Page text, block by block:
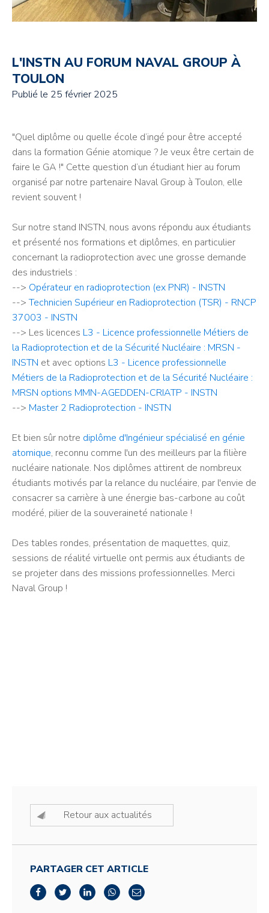
L'INSTN AU FORUM NAVAL GROUP À
TOULON
Publié le 25 février 2025
"Quel diplôme ou quelle école d’ingé pour être accepté
dans la formation Génie atomique ? Je veux être certain de
faire le GA !" Cette question d’un étudiant hier au forum
organisé par notre partenaire Naval Group à Toulon, elle
revient souvent !
Sur notre stand INSTN, nous avons répondu aux étudiants
et présenté nos formations et diplômes, en particulier
concernant la radioprotection avec une grosse demande
des industriels :
--> Opérateur en radioprotection (ex PNR) - INSTN
-->Technicien Supérieur en Radioprotection (TSR) - RNCP
37003 - INSTN
--> Les licences L3 - Licence professionnelle Métiers de
la Radioprotection et de la Sécurité Nucléaire : MRSN -
INSTN et avec options L3 - Licence professionnelle
Métiers de la Radioprotection et de la Sécurité Nucléaire :
MRSN options MMN-AGEDDEN-CRIATP - INSTN
--> Master 2 Radioprotection - INSTN
Et bien sûr notre diplôme d'Ingénieur spécialisé en génie
atomique, reconnu comme l'un des meilleurs par la filière
nucléaire nationale. Nos diplômes attirent de nombreux
étudiants motivés par la relance du nucléaire, par l'envie de
consacrer sa carrière à une énergie bas-carbone au coût
modéré, pilier de la souveraineté nationale !
Des tables rondes, présentation de maquettes, quiz,
sessions de réalité virtuelle ont permis aux étudiants de
se projeter dans des missions professionnelles. Merci
Naval Group !
Retour aux actualités
PARTAGER CET ARTICLE